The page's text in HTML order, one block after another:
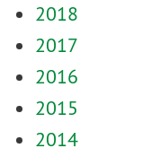
2018
2017
2016
2015
2014